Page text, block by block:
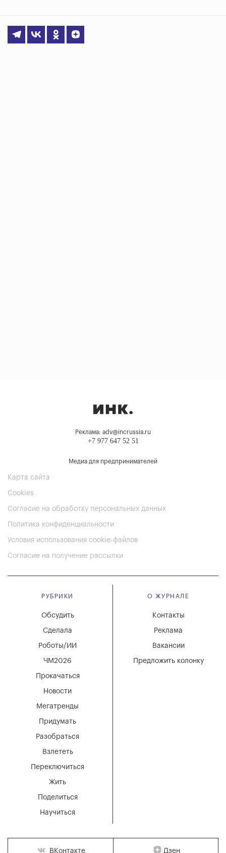
Реклама: adv@incrussia.ru
+7 977 647 52 51
Медиа для предпринимателей
Карта сайта
Cookies
Согласие на обработку персональных данных
Политика конфиденциальности
Условия использования cookie-файлов
Согласие на получение рассылки
РУБРИКИ
Мегатренды
Придумать
Разобраться
Взлететь
Новости
Переключиться
Жить
Поделиться
Научиться
Обсудить
Сделала
Роботы/ИИ
ЧМ2026
Прокачаться
О ЖУРНАЛЕ
Вакансии
Реклама
Контакты
Предложить колонку
ВКонтакте Дзен